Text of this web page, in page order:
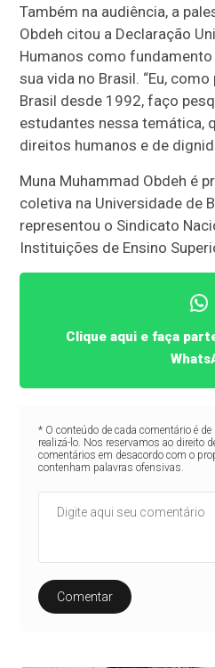
Também na audiência, a
Obdeh citou a Declaração
Humanos como
sua vida no Brasil. “Eu,
Brasil desde 1992, faço
estudantes nessa temática,
direitos humanos e de
Muna Muhammad Obdeh é
coletiva na Universidade de
representou o Sindicato
Instituições de Ensino
Clique aqui e faça
* O conteúdo de cada comentário é
realizá-lo. Nos reservamos ao direito
comentários em desacordo com o
contenham palavras ofensivas.
Comentar